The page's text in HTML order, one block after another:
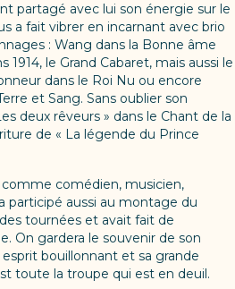
partagé avec lui son énergie sur le
a fait vibrer en incarnant avec brio
: Wang dans la Bonne âme
1914, le Grand Cabaret, mais aussi le
dans le Roi Nu ou encore
et Sang. Sans oublier son
deux rêveurs » dans le Chant de la
de « La légende du Prince
comédien, musicien,
participé aussi au montage du
tournées et avait fait de
On gardera le souvenir de son
bouillonnant et sa grande
toute la troupe qui est en deuil.